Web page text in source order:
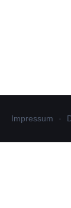
Impressum